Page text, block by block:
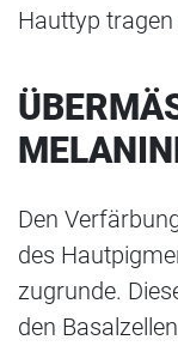
Hauttyp tragen
Den
des
zugrunde.
den